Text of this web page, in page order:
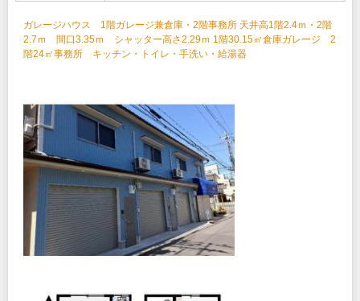
ガレージハウス 1階ガレージ兼倉庫・2階事務所 天井高1階2.4ｍ・2階
2.7ｍ 間口3.35ｍ シャッター高さ2.29ｍ 1階30.15㎡倉庫ガレージ 2
階24㎡事務所 キッチン・トイレ・手洗い・給湯器